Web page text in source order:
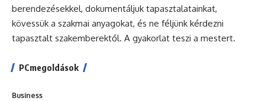
berendezésekkel, dokumentáljuk tapasztalatainkat,
kövessük a szakmai anyagokat, és ne féljünk kérdezni
tapasztalt szakemberektől. A gyakorlat teszi a mestert.
PCmegoldások
Business